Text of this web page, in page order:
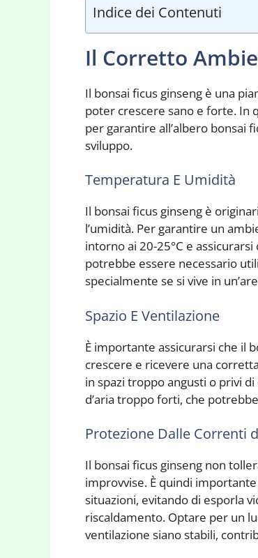
Indice dei Contenuti
Il Corretto
Il bonsai ficus ginseng è una
poter crescere sano e forte. In
per garantire all’albero bonsai
sviluppo.
Temperatura E Umidità
Il bonsai ficus ginseng è
l’umidità. Per garantire un
intorno ai 20-25°C e
potrebbe essere necessario
specialmente se si vive in
Spazio E Ventilazione
È importante assicurarsi che il
crescere e ricevere una
in spazi troppo angusti o privi
d’aria troppo forti, che
Protezione Dalle Correnti
Il bonsai ficus ginseng non
improvvise. È quindi
situazioni, evitando di esporla
riscaldamento. Optare per un
ventilazione siano stabili,